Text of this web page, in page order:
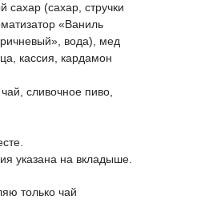
сахар (сахар, стручки
«Ваниль
вода), мед
кассия, кардамон
сливочное пиво,
указана на вкладыше.
только чай